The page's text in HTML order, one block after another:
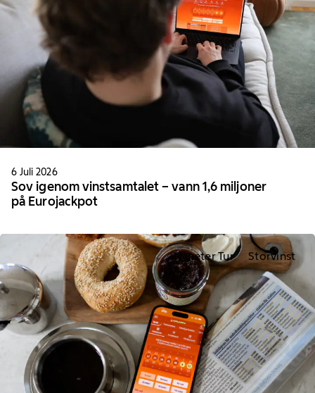
6 Juli 2026
Sov igenom vinstsamtalet – vann 1,6 miljoner
på Eurojackpot
Nyheter Tur Storvinst